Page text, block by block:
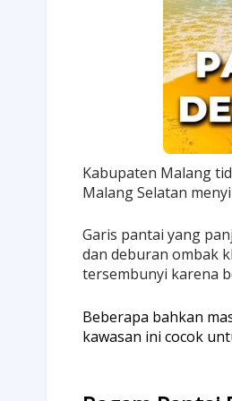
Kabupaten Malang
Malang Selatan
Garis pantai yang
dan deburan ombak
tersembunyi karena
Beberapa bahkan
kawasan ini cocok